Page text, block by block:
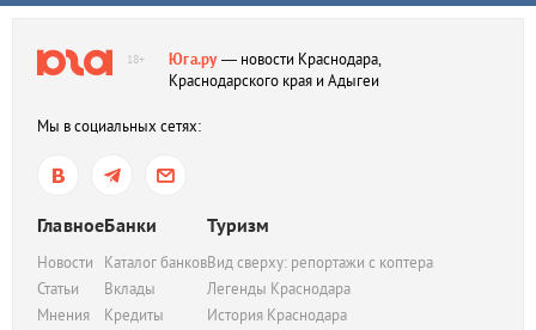
18+ Юга.ру— новости Краснодара,
Краснодарского края и Адыгеи
Мы в социальных сетях:
Главное
Новости
Статьи
Мнения
Банки
Каталог банков
Вклады
Кредиты
Туризм
Вид сверху: репортажи с коптера
Легенды Краснодара
История Краснодара